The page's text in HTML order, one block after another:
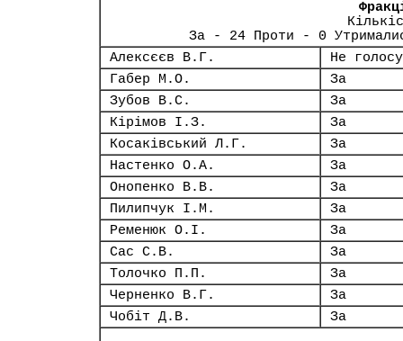
За - 24 Проти - 0
Алексєєв В.Г.
Не
Габер М.О.
За
Зубов В.С.
За
Кірімов І.З.
За
Косаківський Л.Г.
За
Настенко О.А.
За
Онопенко В.В.
За
Пилипчук І.М.
За
Ременюк О.І.
За
Сас С.В.
За
Толочко П.П.
За
Черненко В.Г.
За
Чобіт Д.В.
За